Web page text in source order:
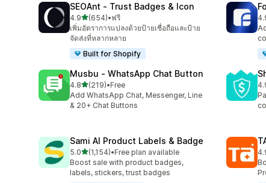
SEOAnt ‑ Trust Badges & Icon
4.9เต็ม 5 ดาว
(654)
ทั้งหมด 654 รีวิว
•ฟรี
เพิ่มอัตราการแปลงด้วยป้ายเชื่อถือและป้าย
จัดส่งที่หลากหลาย
Built for Shopify
ทั้
Musbu ‑ WhatsApp Chat Button
4.8เต็ม 5 ดาว
(219)
ทั้งหมด 219 รีวิว
•Free
Add WhatsApp Chat, Messenger, Line
& 20+ Chat Buttons
ทั้
Sami AI Product Labels & Badge
5.0เต็ม 5 ดาว
(1,154)
ทั้งหมด 1154 รีวิว
•Free plan available
Boost sale with product badges,
labels, stickers, trust badges
ทั้